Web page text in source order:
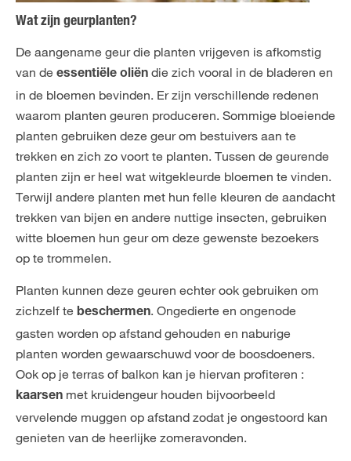
Wat zijn geurplanten?
De aangename geur die planten vrijgeven is afkomstig
van de essentiële oliën die zich vooral in de bladeren en
in de bloemen bevinden. Er zijn verschillende redenen
waarom planten geuren produceren. Sommige bloeiende
planten gebruiken deze geur om bestuivers aan te
trekken en zich zo voort te planten. Tussen de geurende
planten zijn er heel wat witgekleurde bloemen te vinden.
Terwijl andere planten met hun felle kleuren de aandacht
trekken van bijen en andere nuttige insecten, gebruiken
witte bloemen hun geur om deze gewenste bezoekers
op te trommelen.
Planten kunnen deze geuren echter ook gebruiken om
zichzelf te beschermen. Ongedierte en ongenode
gasten worden op afstand gehouden en naburige
planten worden gewaarschuwd voor de boosdoeners.
Ook op je terras of balkon kan je hiervan profiteren :
kaarsen met kruidengeur houden bijvoorbeeld
vervelende muggen op afstand zodat je ongestoord kan
genieten van de heerlijke zomeravonden.